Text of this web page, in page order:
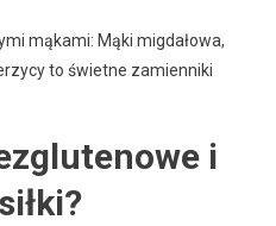
mąkami: Mąki migdałowa,
to świetne zamienniki
i